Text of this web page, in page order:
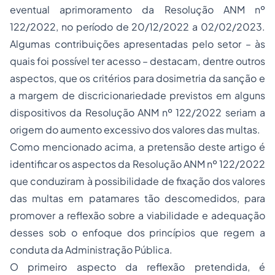
eventual aprimoramento da Resolução ANM nº
122/2022, no período de 20/12/2022 a 02/02/2023.
Algumas contribuições apresentadas pelo setor – às
quais foi possível ter acesso – destacam, dentre outros
aspectos, que os critérios para dosimetria da sanção e
a margem de discricionariedade previstos em alguns
dispositivos da Resolução ANM nº 122/2022 seriam a
origem do aumento excessivo dos valores das multas.
Como mencionado acima, a pretensão deste artigo é
identificar os aspectos da Resolução ANM nº 122/2022
que conduziram à possibilidade de fixação dos valores
das multas em patamares tão descomedidos, para
promover a reflexão sobre a viabilidade e adequação
desses sob o enfoque dos princípios que regem a
conduta da Administração Pública.
O primeiro aspecto da reflexão pretendida, é